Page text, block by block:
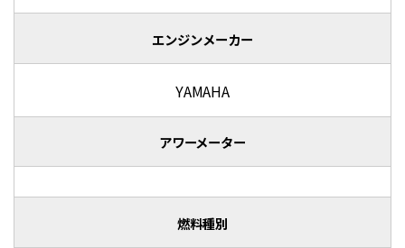
エンジンメーカー
YAMAHA
アワーメーター
燃料種別